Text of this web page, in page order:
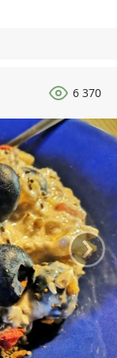
6 370
›